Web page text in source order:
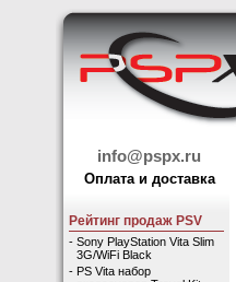
info@pspx.ru
Оплата и доставка
Рейтинг продаж PSV
- Sony PlayStation Vita Slim
3G/WiFi Black
- PS Vita набор